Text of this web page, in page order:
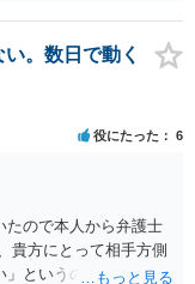
。数日で動く
役にたった 6
たので本人から弁護士
貴方にとって相手方側
」というのは、さすが